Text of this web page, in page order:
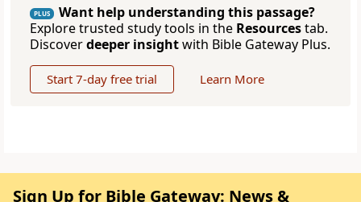
PLUS
Want help understanding this passage?
Explore trusted study tools in the Resourcestab.
Discoverdeeper insightwith Bible Gateway Plus.
Start 7-day free trial Learn More
Sign Up for Bible Gateway: News &